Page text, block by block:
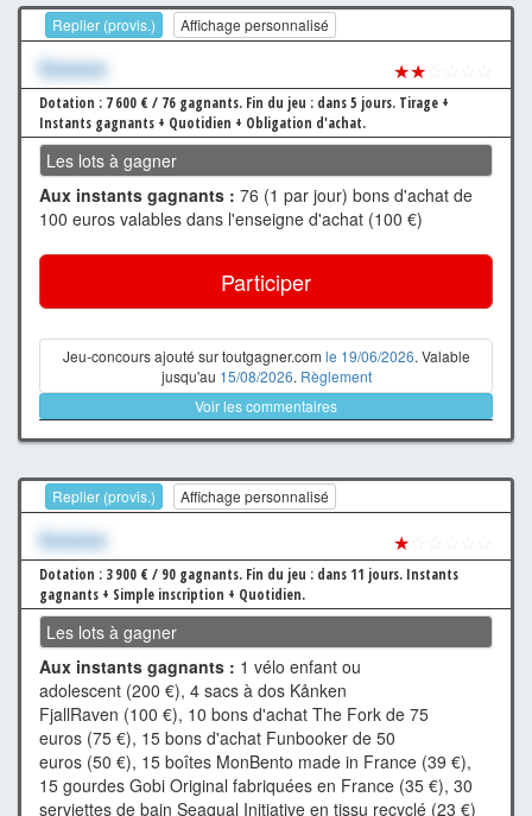
Replier (provis.) Affichage personnalisé
Xxxxxxx ★★
Dotation : 7 600 € / 76 gagnants. Fin du jeu : dans 5 jours. Tirage +
Instants gagnants + Quotidien + Obligation d'achat.
Les lots à gagner
Aux instants gagnants : 76 (1 par jour) bons d'achat de
100 euros valables dans l'enseigne d'achat (100 €)
Participer
Jeu-concours ajouté sur toutgagner.com le 19/06/2026. Valable
jusqu'au 15/08/2026. Règlement
Voir les commentaires
Replier (provis.) Affichage personnalisé
Xxxxxxx ★
Dotation : 3 900 € / 90 gagnants. Fin du jeu : dans 11 jours. Instants
gagnants + Simple inscription + Quotidien.
Les lots à gagner
Aux instants gagnants : 1 vélo enfant ou
adolescent (200 €), 4 sacs à dos Kånken
FjallRaven (100 €), 10 bons d'achat The Fork de 75
euros (75 €), 15 bons d'achat Funbooker de 50
euros (50 €), 15 boîtes MonBento made in France (39 €),
15 gourdes Gobi Original fabriquées en France (35 €), 30
serviettes de bain Seaqual Initiative en tissu recyclé (23 €)